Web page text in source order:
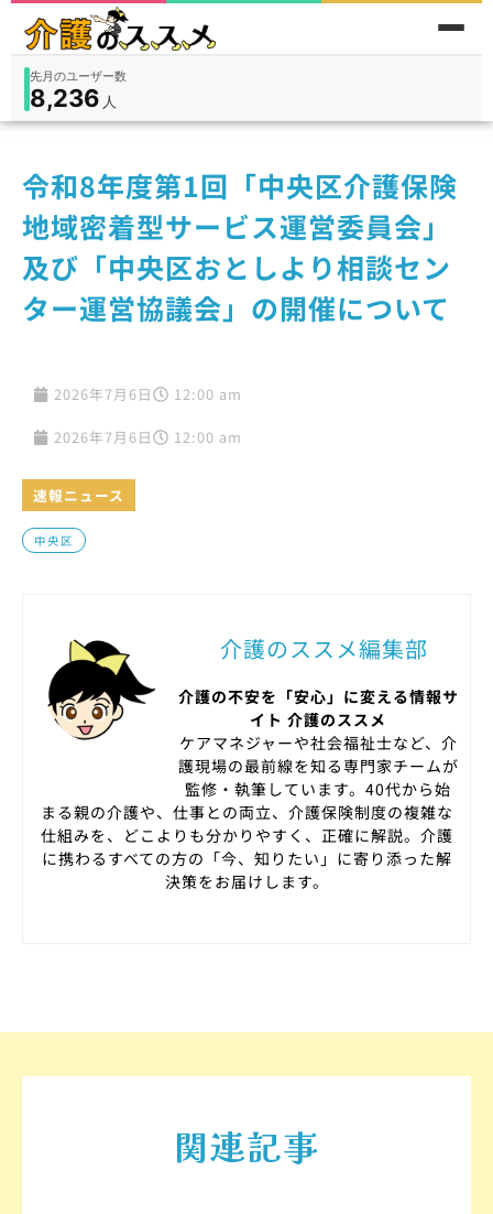
在宅9,360入所3,194
先月のユーザー数
8,236 人
件
令和8年度第1回「中央区介護保険
地域密着型サービス運営委員会」
及び「中央区おとしより相談セン
ター運営協議会」の開催について
2026年7月6日 12:00 am
2026年7月6日 12:00 am
速報ニュース
中央区
介護のススメ編集部
介護の不安を「安心」に変える情報サ
イト 介護のススメ
ケアマネジャーや社会福祉士など、介
護現場の最前線を知る専門家チームが
監修・執筆しています。40代から始
まる親の介護や、仕事との両立、介護保険制度の複雑な
仕組みを、どこよりも分かりやすく、正確に解説。介護
に携わるすべての方の「今、知りたい」に寄り添った解
決策をお届けします。
関連記事